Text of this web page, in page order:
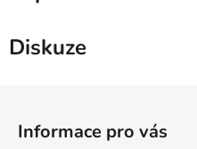
Diskuze
Informace pro vás